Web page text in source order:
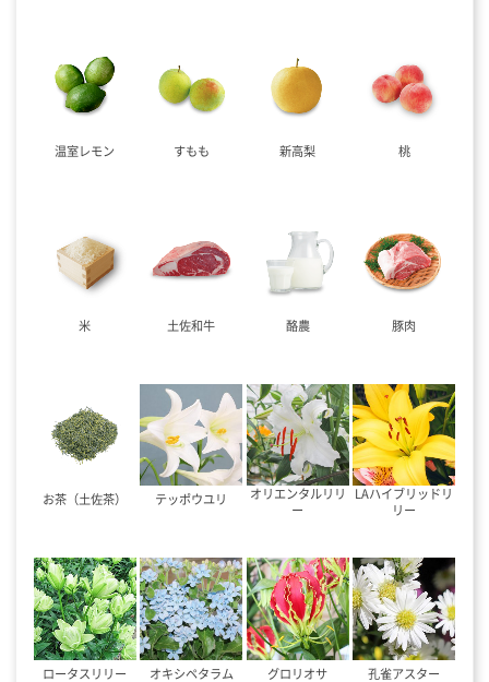
温室レモン すもも 新高梨 桃
米 土佐和牛 酪農 豚肉
お茶（土佐茶） テッポウユリ
オリエンタルリリ
ー
LAハイブリッドリ
リー
ロータスリリー オキシペタラム グロリオサ 孔雀アスター